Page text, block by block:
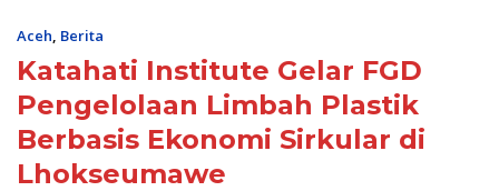
Aceh, Berita
Katahati Institute Gelar FGD
Pengelolaan Limbah Plastik
Berbasis Ekonomi Sirkular di
Lhokseumawe